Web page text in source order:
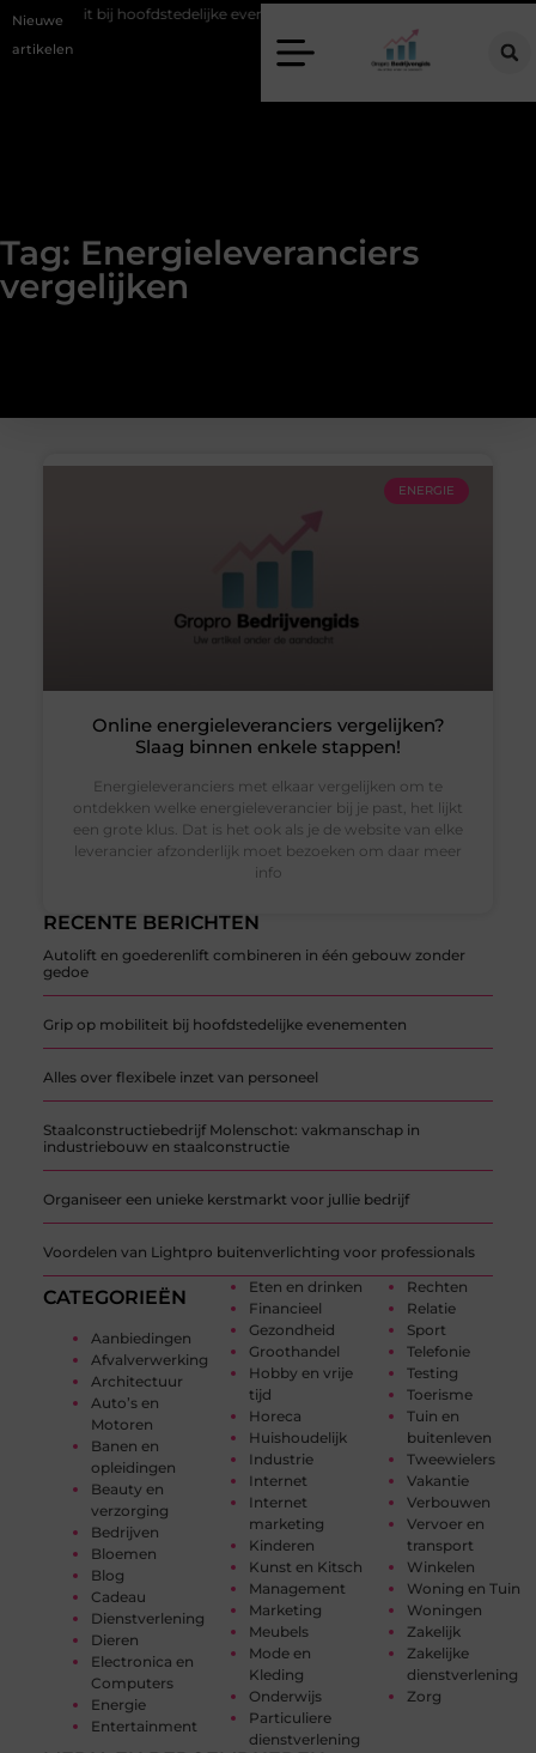
Nieuwe
artikelen
bij hoofdstedelijke evenementen
Tag: Energieleveranciers
vergelijken
RECENTE BERICHTEN
Autolift en goederenlift combineren in één gebouw zonder
gedoe
Grip op mobiliteit bij hoofdstedelijke evenementen
Alles over flexibele inzet van personeel
Staalconstructiebedrijf Molenschot: vakmanschap in
industriebouw en staalconstructie
Organiseer een unieke kerstmarkt voor jullie bedrijf
Voordelen van Lightpro buitenverlichting voor professionals
CATEGORIEËN
Aanbiedingen
Afvalverwerking
Architectuur
Auto’s en
Motoren
Banen en
opleidingen
Beauty en
verzorging
Bedrijven
Bloemen
Blog
Cadeau
Dienstverlening
Dieren
Electronica en
Computers
Energie
Entertainment
Eten en drinken
Financieel
Gezondheid
Groothandel
Hobby en vrije
tijd
Horeca
Huishoudelijk
Industrie
Internet
Internet
marketing
Kinderen
Kunst en Kitsch
Management
Marketing
Meubels
Mode en
Kleding
Onderwijs
Particuliere
dienstverlening
Rechten
Relatie
Sport
Telefonie
Testing
Toerisme
Tuin en
buitenleven
Tweewielers
Vakantie
Verbouwen
Vervoer en
transport
Winkelen
Woning en Tuin
Woningen
Zakelijk
Zakelijke
dienstverlening
Zorg
ENERGIE
Online energieleveranciers vergelijken?
Slaag binnen enkele stappen!
Energieleveranciers met elkaar vergelijken om te
ontdekken welke energieleverancier bij je past, het lijkt
een grote klus. Dat is het ook als je de website van elke
leverancier afzonderlijk moet bezoeken om daar meer
info